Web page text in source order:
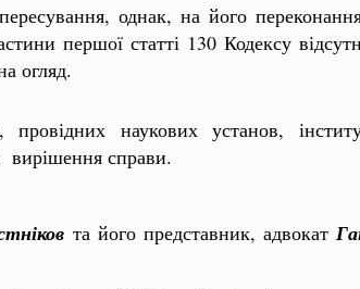
однак, на його
першої статті 130 Кодексу
огляд.
наукових установ,
вирішення справи.
та його представник, адвокат